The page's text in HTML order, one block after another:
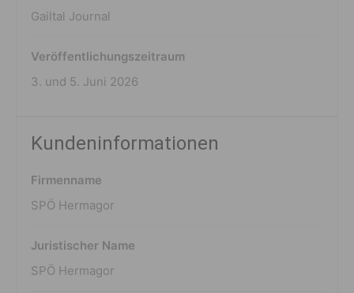
Gailtal Journal
Veröffentlichungszeitraum
3. und 5. Juni 2026
Kundeninformationen
Firmenname
SPÖ Hermagor
Juristischer Name
SPÖ Hermagor